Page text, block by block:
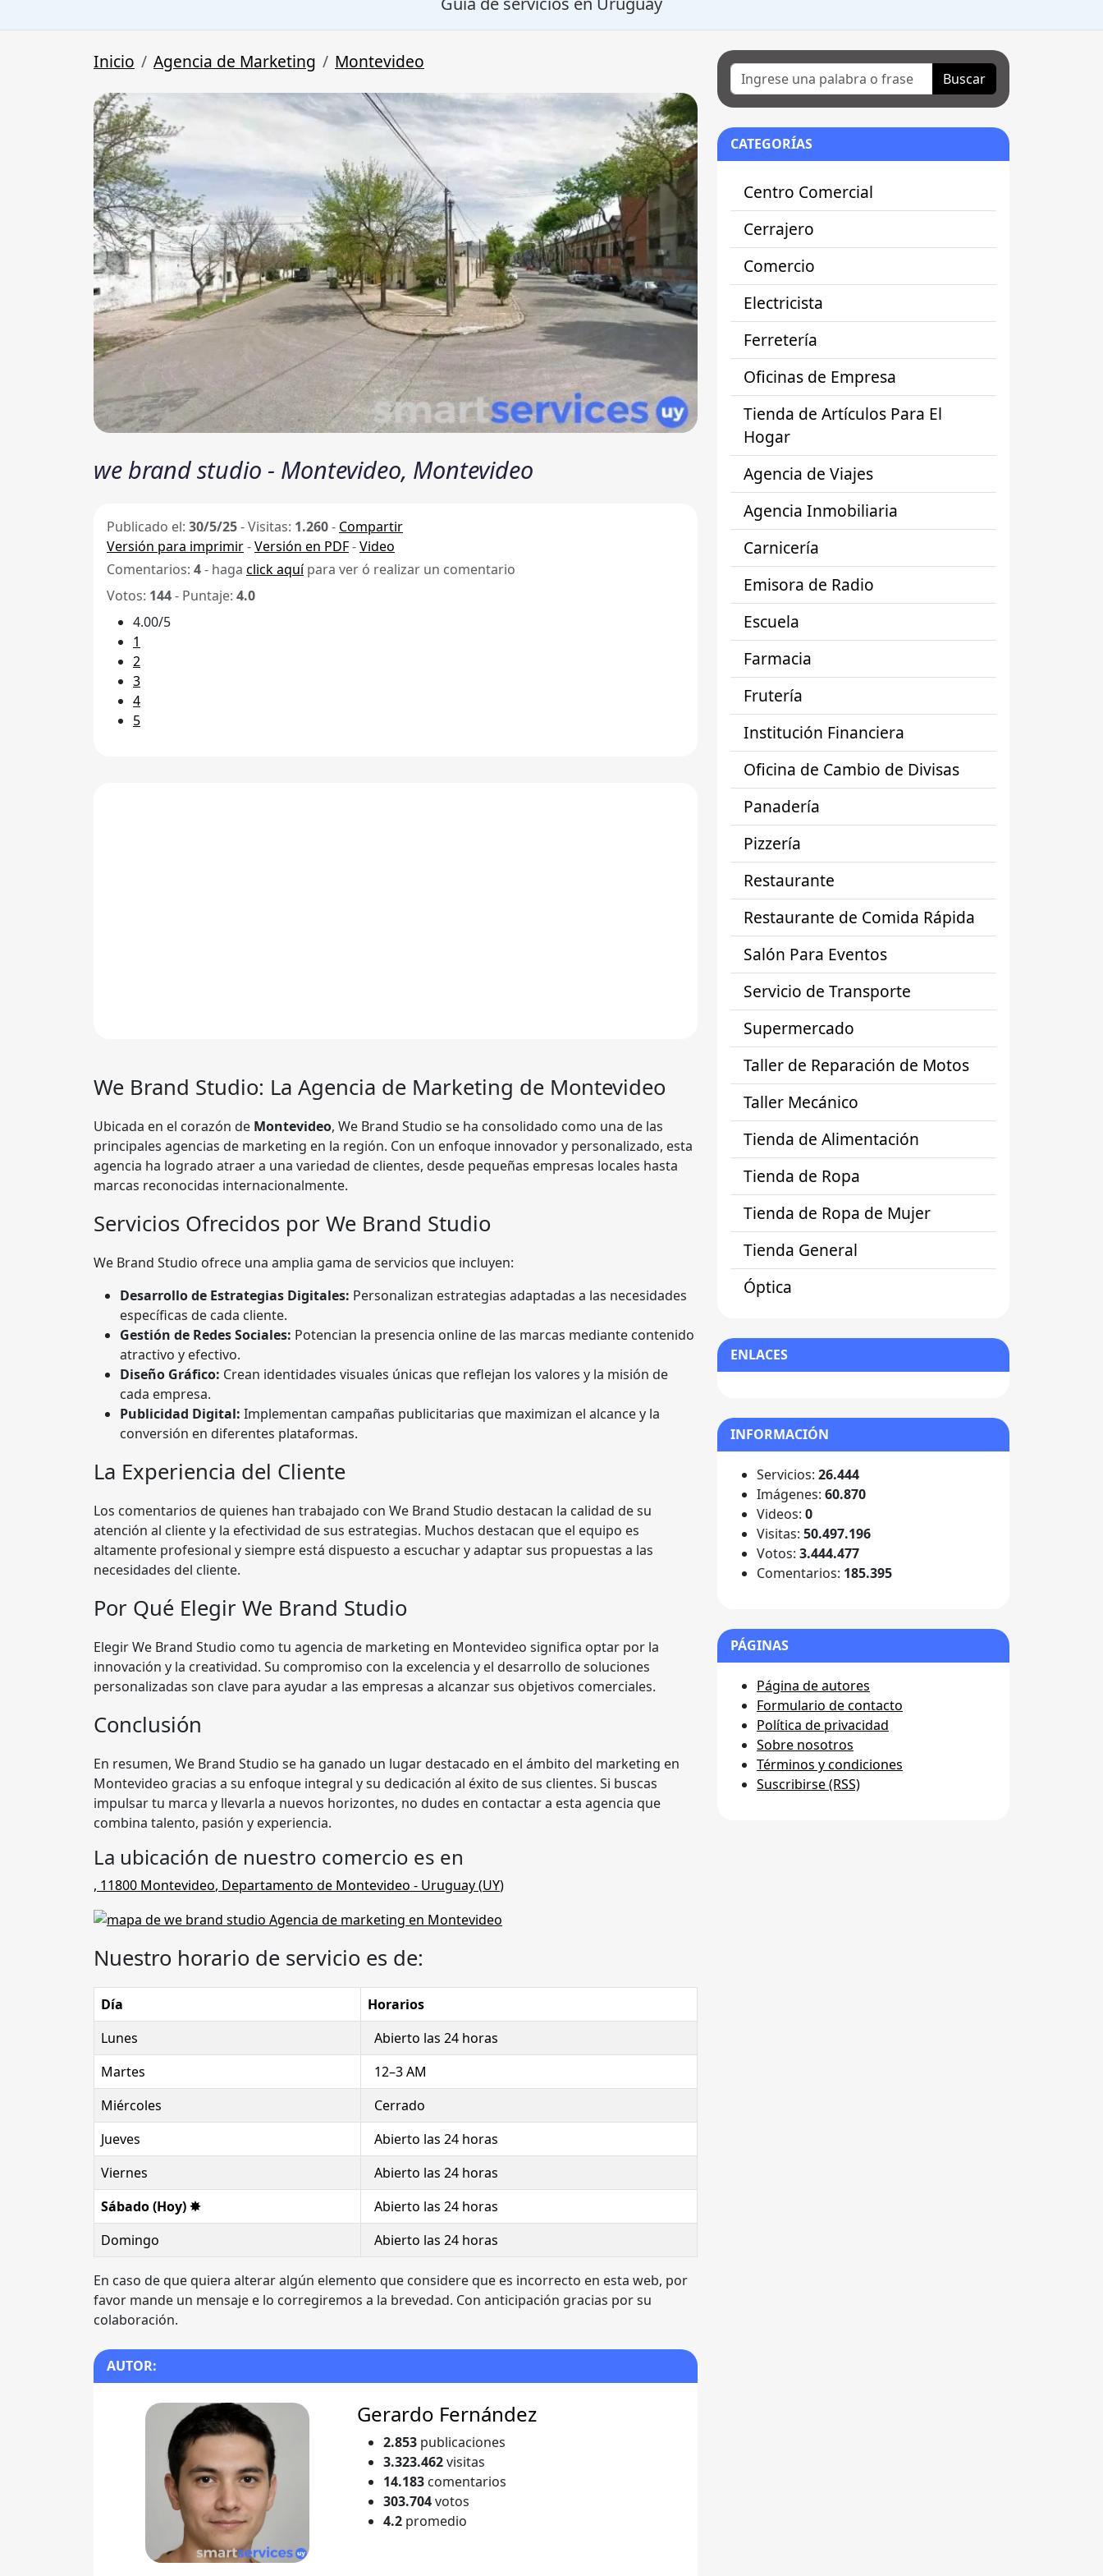
Inicio Agencia de Marketing Montevideo
we brand studio - Montevideo, Montevideo
Publicado el: 30/5/25-Visitas: 1.260- Compartir
Versión para imprimir-Versión en PDF-Video
Comentarios: 4- haga click aquípara ver ó realizar un comentario
Votos: 144- Puntaje: 4.0
4.00/5
1
2
3
4
5
We Brand Studio: La Agencia de Marketing de Montevideo
Ubicada en el corazón de Montevideo, We Brand Studio se ha consolidado como una de las
principales agencias de marketing en la región. Con un enfoque innovador y personalizado, esta
agencia ha logrado atraer a una variedad de clientes, desde pequeñas empresas locales hasta
marcas reconocidas internacionalmente.
Servicios Ofrecidos por We Brand Studio
We Brand Studio ofrece una amplia gama de servicios que incluyen:
Desarrollo de Estrategias Digitales: Personalizan estrategias adaptadas a las necesidades
específicas de cada cliente.
Gestión de Redes Sociales: Potencian la presencia online de las marcas mediante contenido
atractivo y efectivo.
Diseño Gráfico: Crean identidades visuales únicas que reflejan los valores y la misión de
cada empresa.
Publicidad Digital: Implementan campañas publicitarias que maximizan el alcance y la
conversión en diferentes plataformas.
La Experiencia del Cliente
Los comentarios de quienes han trabajado con We Brand Studio destacan la calidad de su
atención al cliente y la efectividad de sus estrategias. Muchos destacan que el equipo es
altamente profesional y siempre está dispuesto a escuchar y adaptar sus propuestas a las
necesidades del cliente.
Por Qué Elegir We Brand Studio
Elegir We Brand Studio como tu agencia de marketing en Montevideo significa optar por la
innovación y la creatividad. Su compromiso con la excelencia y el desarrollo de soluciones
personalizadas son clave para ayudar a las empresas a alcanzar sus objetivos comerciales.
Conclusión
En resumen, We Brand Studio se ha ganado un lugar destacado en el ámbito del marketing en
Montevideo gracias a su enfoque integral y su dedicación al éxito de sus clientes. Si buscas
impulsar tu marca y llevarla a nuevos horizontes, no dudes en contactar a esta agencia que
combina talento, pasión y experiencia.
La ubicación de nuestro comercio es en
, 11800 Montevideo, Departamento de Montevideo - Uruguay (UY)
Nuestro horario de servicio es de:
Día
Horarios
Lunes
Abierto las 24 horas
Martes
12–3 AM
Miércoles
Cerrado
Jueves
Abierto las 24 horas
Viernes
Abierto las 24 horas
Sábado (Hoy) ✸
Abierto las 24 horas
Domingo
Abierto las 24 horas
En caso de que quiera alterar algún elemento que considere que es incorrecto en esta web, por
favor mande un mensaje e lo corregiremos a la brevedad. Con anticipación gracias por su
colaboración.
AUTOR:
Gerardo Fernández
2.853 publicaciones
3.323.462visitas
14.183 comentarios
303.704votos
4.2 promedio
Buscar
CATEGORÍAS
Centro Comercial
Cerrajero
Comercio
Electricista
Ferretería
Oficinas de Empresa
Tienda de Artículos Para El
Hogar
Agencia de Viajes
Agencia Inmobiliaria
Carnicería
Emisora de Radio
Escuela
Farmacia
Frutería
Institución Financiera
Oficina de Cambio de Divisas
Panadería
Pizzería
Restaurante
Restaurante de Comida Rápida
Salón Para Eventos
Servicio de Transporte
Supermercado
Taller de Reparación de Motos
Taller Mecánico
Tienda de Alimentación
Tienda de Ropa
Tienda de Ropa de Mujer
Tienda General
Óptica
ENLACES
INFORMACIÓN
Servicios: 26.444
Imágenes: 60.870
Videos: 0
Visitas: 50.497.196
Votos: 3.444.477
Comentarios: 185.395
PÁGINAS
Página de autores
Formulario de contacto
Política de privacidad
Sobre nosotros
Términos y condiciones
Suscribirse (RSS)